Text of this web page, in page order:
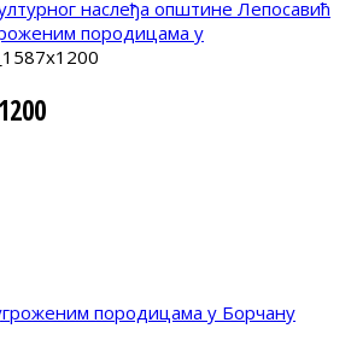
породицама у
породицама у Борчану